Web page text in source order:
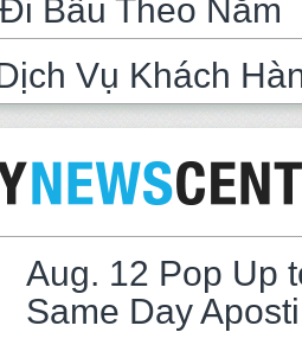
Bầu Theo Năm
Vụ Khách
Aug. 12 Pop Up
Same Day